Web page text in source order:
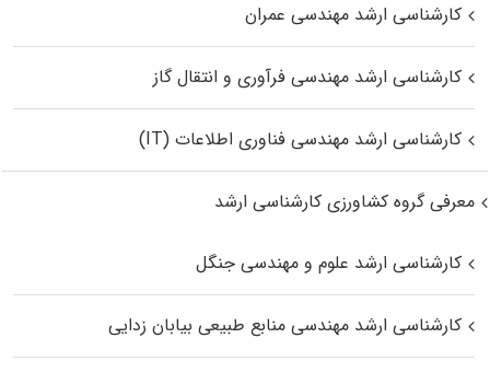
کارشناسی ارشد مهندسی عمران
کارشناسی ارشد مهندسی فرآوری و انتقال گاز
کارشناسی ارشد مهندسی فناوری اطلاعات (IT)
معرفی گروه کشاورزی کارشناسی ارشد
کارشناسی ارشد علوم و مهندسی جنگل
کارشناسی ارشد مهندسی منابع طبیعی بیابان زدایی